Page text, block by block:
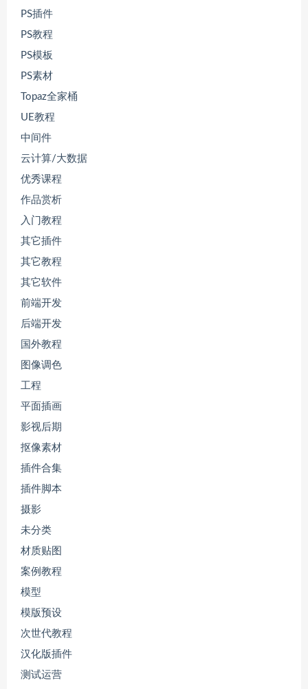
PS插件
PS教程
PS模板
PS素材
Topaz全家桶
UE教程
中间件
云计算/大数据
优秀课程
作品赏析
入门教程
其它插件
其它教程
其它软件
前端开发
后端开发
国外教程
图像调色
工程
平面插画
影视后期
抠像素材
插件合集
插件脚本
摄影
未分类
材质贴图
案例教程
模型
模版预设
次世代教程
汉化版插件
测试运营